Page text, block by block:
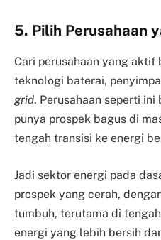
5. Pilih Perusahaan
Cari perusahaan yang aktif
teknologi baterai,
grid. Perusahaan seperti
punya prospek bagus di
tengah transisi ke energi
Jadi sektor energi pada
prospek yang cerah,
tumbuh, terutama di
energi yang lebih bersih